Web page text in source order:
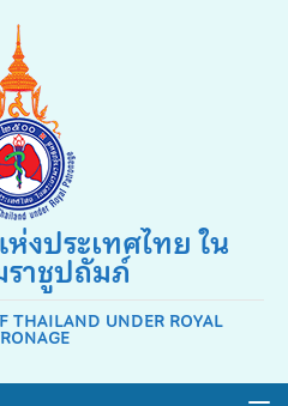
งประเทศไทย ใน
าชูปถัมภ์
THAILAND UNDER ROYAL